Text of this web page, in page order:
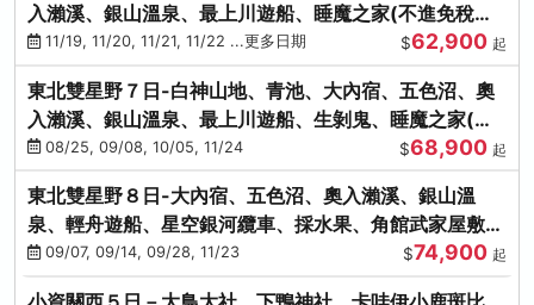
入瀨溪、銀山溫泉、最上川遊船、睡魔之家(不進免稅店)
(仙/青)
11/19, 11/20, 11/21, 11/22 ...更多日期 $62,900 起
東北雙星野７日-白神山地、青池、大內宿、五色沼、奧
入瀨溪、銀山溫泉、最上川遊船、生剝鬼、睡魔之家(不
進免稅店)(仙/青)
08/25, 09/08, 10/05, 11/24 $68,900 起
東北雙星野８日-大內宿、五色沼、奧入瀨溪、銀山溫
泉、輕舟遊船、星空銀河纜車、採水果、角館武家屋敷
(不進免稅店)(仙/青)
09/07, 09/14, 09/28, 11/23 $74,900 起